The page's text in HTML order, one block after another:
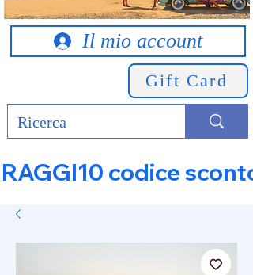
Il mio account
Gift Card
RAGGI10 codice